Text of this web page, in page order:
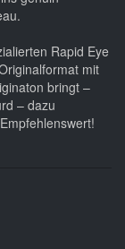
Rapid Eye
mit
bringt –
– dazu